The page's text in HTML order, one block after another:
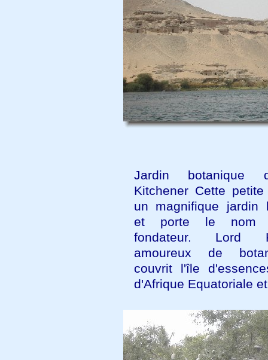
Jardin botanique
Kitchener Cette
un magnifique jardin
et porte le nom
fondateur. Lord
amoureux de
couvrit l'île
d'Afrique Equatoriale